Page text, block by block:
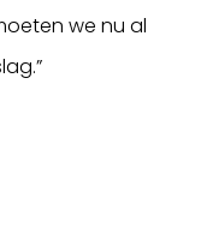
we nu al